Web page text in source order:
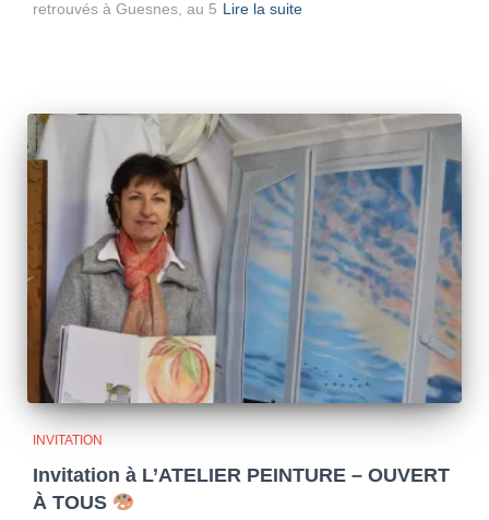
retrouvés à Guesnes, au 5 Lire la suite
INVITATION
Invitation à L’ATELIER PEINTURE – OUVERT
À TOUS